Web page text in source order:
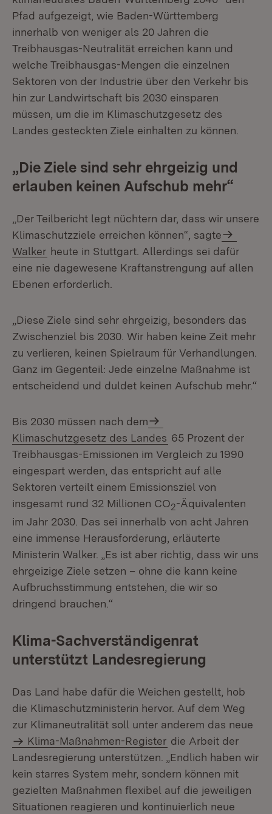
Pfad aufgezeigt, wie Baden-Württemberg
innerhalb von weniger als 20 Jahren die
Treibhausgas-Neutralität erreichen kann und
welche Treibhausgas-Mengen die einzelnen
Sektoren von der Industrie über den Verkehr bis
hin zur Landwirtschaft bis 2030 einsparen
müssen, um die im Klimaschutzgesetz des
Landes gesteckten Ziele einhalten zu können.
„Die Ziele sind sehr ehrgeizig und
erlauben keinen Aufschub mehr“
„Der Teilbericht legt nüchtern dar, dass wir unsere
Klimaschutzziele erreichen können“, sagte
Walker heute in Stuttgart. Allerdings sei dafür
eine nie dagewesene Kraftanstrengung auf allen
Ebenen erforderlich.
„Diese Ziele sind sehr ehrgeizig, besonders das
Zwischenziel bis 2030. Wir haben keine Zeit mehr
zu verlieren, keinen Spielraum für Verhandlungen.
Ganz im Gegenteil: Jede einzelne Maßnahme ist
entscheidend und duldet keinen Aufschub mehr.“
Bis 2030 müssen nach dem
Klimaschutzgesetz des Landes 65 Prozent der
Treibhausgas-Emissionen im Vergleich zu 1990
eingespart werden, das entspricht auf alle
Sektoren verteilt einem Emissionsziel von
insgesamt rund 32 Millionen CO2-Äquivalenten
im Jahr 2030. Das sei innerhalb von acht Jahren
eine immense Herausforderung, erläuterte
Ministerin Walker. „Es ist aber richtig, dass wir uns
ehrgeizige Ziele setzen – ohne die kann keine
Aufbruchsstimmung entstehen, die wir so
dringend brauchen.“
Klima-Sachverständigenrat
unterstützt Landesregierung
Das Land habe dafür die Weichen gestellt, hob
die Klimaschutzministerin hervor. Auf dem Weg
zur Klimaneutralität soll unter anderem das neue
Klima-Maßnahmen-Register die Arbeit der
Landesregierung unterstützen. „Endlich haben wir
kein starres System mehr, sondern können mit
gezielten Maßnahmen flexibel auf die jeweiligen
Situationen reagieren und kontinuierlich neue